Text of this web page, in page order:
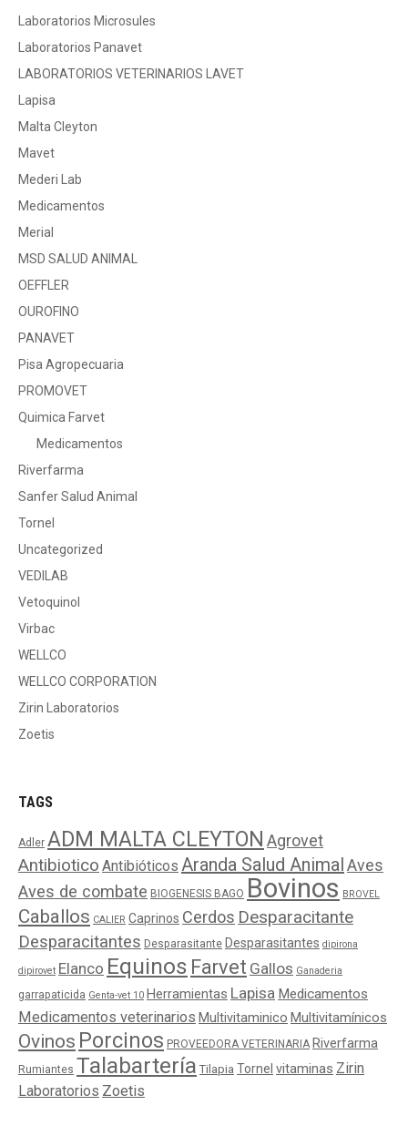
Laboratorios Microsules
Laboratorios Panavet
LABORATORIOS VETERINARIOS LAVET
Lapisa
Malta Cleyton
Mavet
Mederi Lab
Medicamentos
Merial
MSD SALUD ANIMAL
OEFFLER
OUROFINO
PANAVET
Pisa Agropecuaria
PROMOVET
Quimica Farvet
Medicamentos
Riverfarma
Sanfer Salud Animal
Tornel
Uncategorized
VEDILAB
Vetoquinol
Virbac
WELLCO
WELLCO CORPORATION
Zirin Laboratorios
Zoetis
TAGS
Adler ADM MALTA CLEYTON Agrovet
Antibiotico Antibióticos Aranda Salud AnimalAves
Aves de combate BIOGENESIS BAGO Bovinos BROVEL
Caballos CALIER Caprinos Cerdos Desparacitante
Desparacitantes Desparasitante Desparasitantes dipirona
dipirovet Elanco Equinos Farvet Gallos Ganaderia
garrapaticida Genta-vet 10 Herramientas Lapisa Medicamentos
Medicamentos veterinarios Multivitaminico Multivitamínicos
Ovinos Porcinos PROVEEDORA VETERINARIA Riverfarma
Rumiantes Talabartería Tilapia Tornel vitaminas Zirin
Laboratorios Zoetis